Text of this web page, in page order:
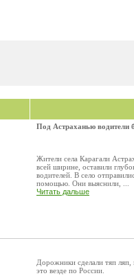
Под Астраханью водители
Жители села Карагали
всей ширине, оставили
водителей. В село
помощью. Они выяснили, ...
Читать дальше
Дорожники сделали тяп ляп,
это везде по России.